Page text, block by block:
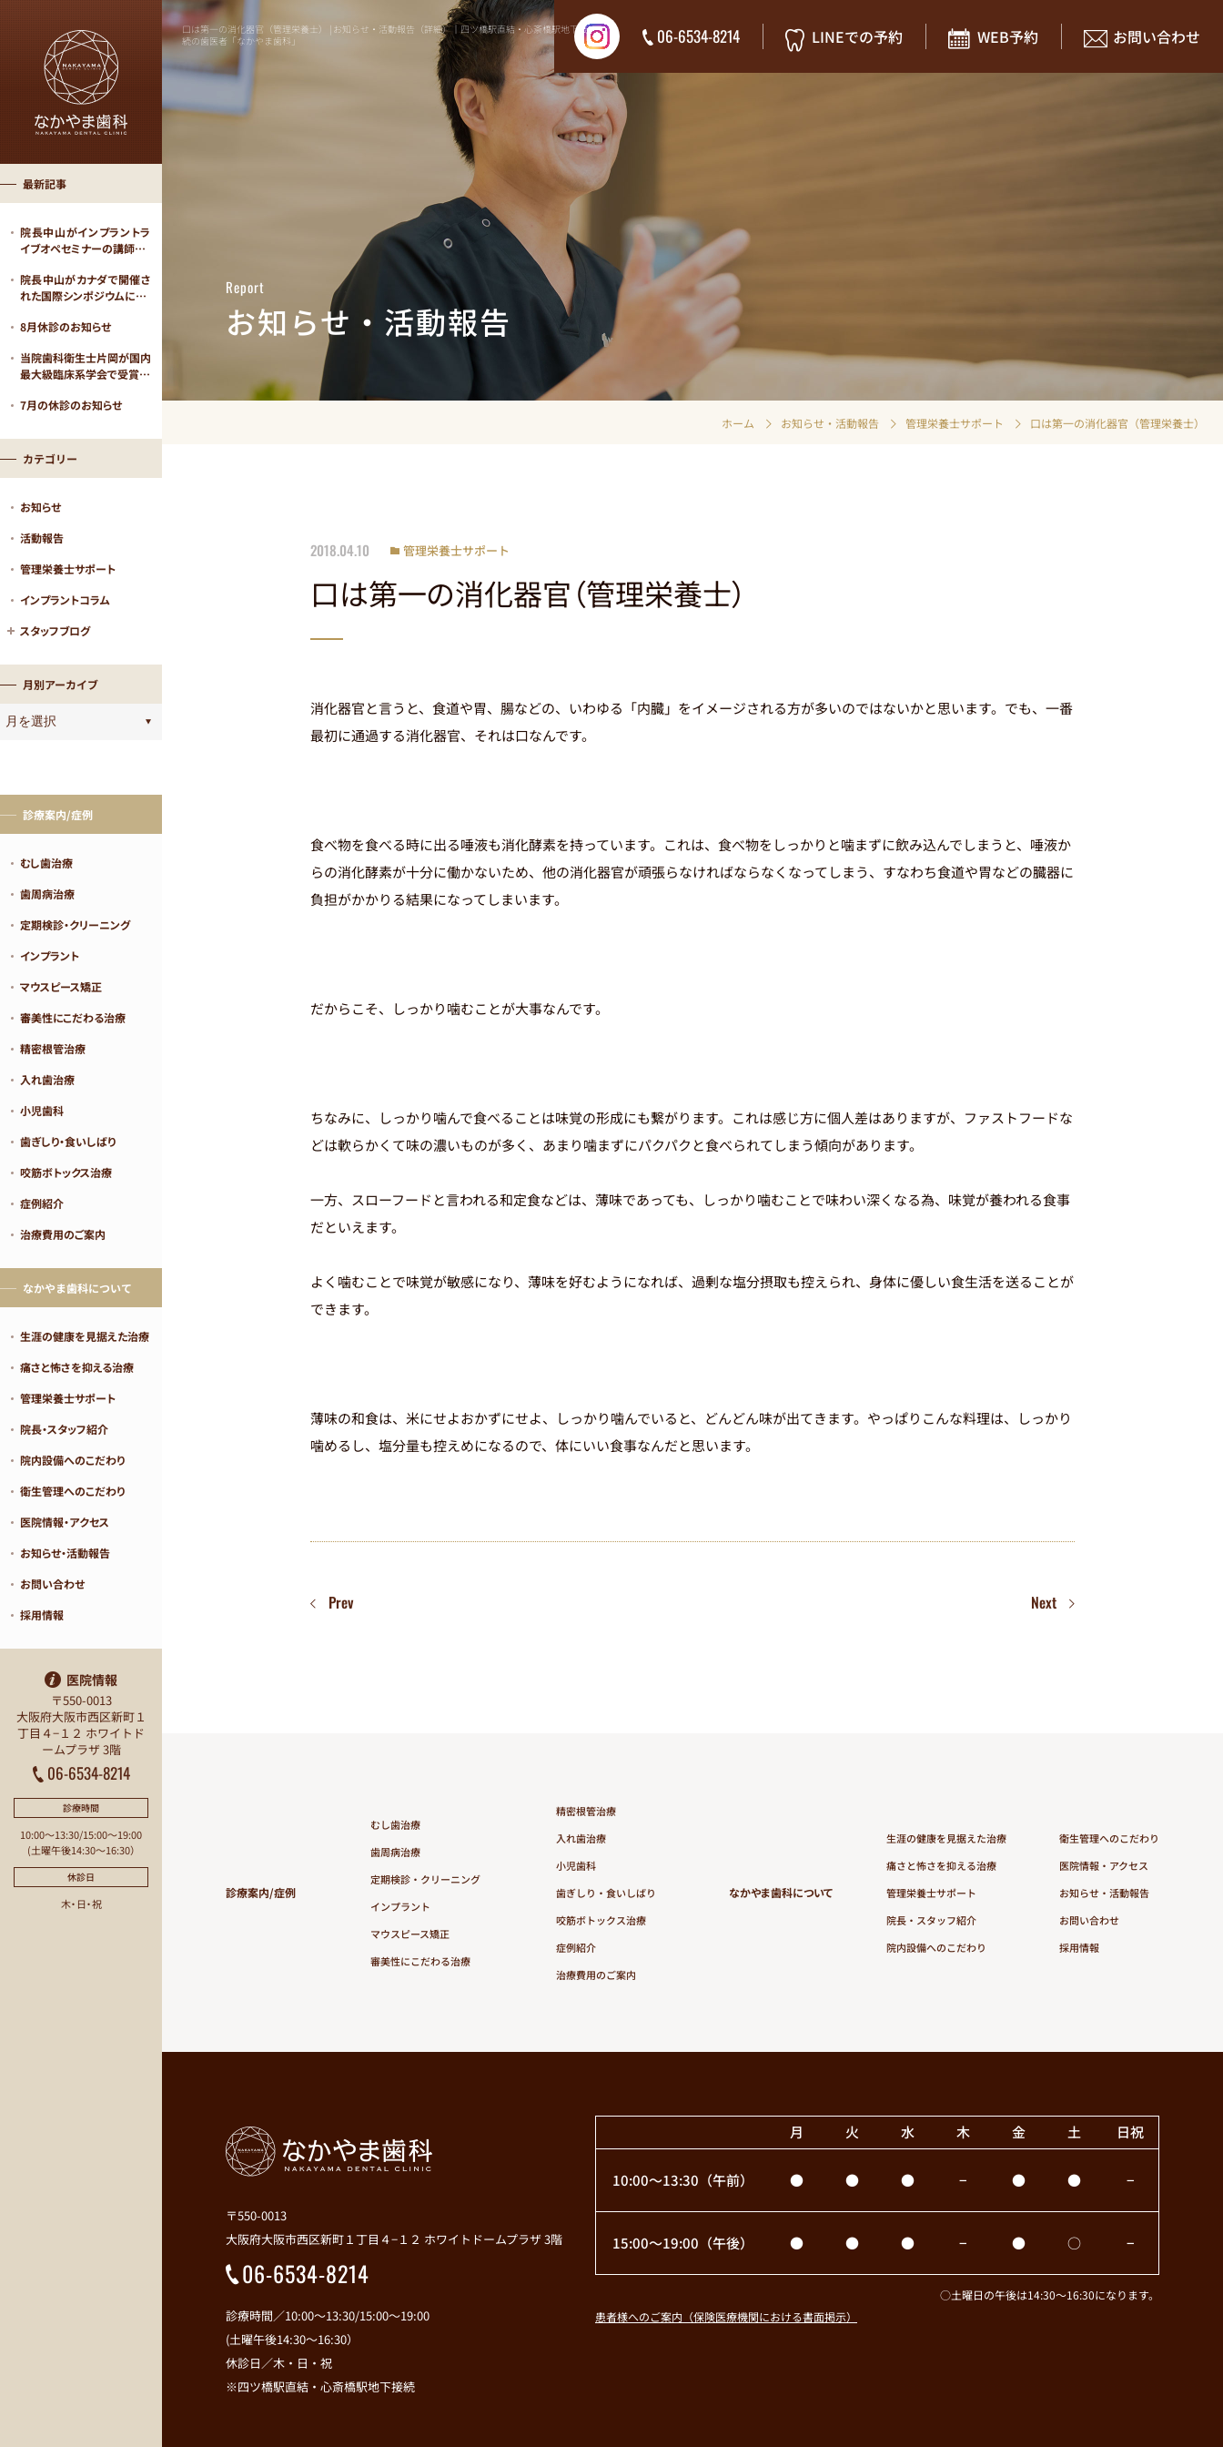
06-6534-8214 LINEでの予約 WEB予約 お問い合わせ
口は第一の消化器官（管理栄養士） | お知らせ・活動報告（詳細）｜四ツ橋駅直結・心斎橋駅地下接
続の歯医者「なかやま歯科」
Report
お知らせ・活動報告
ホーム お知らせ・活動報告 管理栄養士サポート 口は第一の消化器官（管理栄養士）
2018.04.10 管理栄養士サポート
口は第一の消化器官（管理栄養士）
消化器官と言うと、食道や胃、腸などの、いわゆる「内臓」をイメージされる方が多いのではないかと思います。でも、一番
最初に通過する消化器官、それは口なんです。
食べ物を食べる時に出る唾液も消化酵素を持っています。これは、食べ物をしっかりと噛まずに飲み込んでしまうと、唾液か
らの消化酵素が十分に働かないため、他の消化器官が頑張らなければならなくなってしまう、すなわち食道や胃などの臓器に
負担がかかりる結果になってしまいます。
だからこそ、しっかり噛むことが大事なんです。
ちなみに、しっかり噛んで食べることは味覚の形成にも繋がります。これは感じ方に個人差はありますが、ファストフードな
どは軟らかくて味の濃いものが多く、あまり噛まずにパクパクと食べられてしまう傾向があります。
一方、スローフードと言われる和定食などは、薄味であっても、しっかり噛むことで味わい深くなる為、味覚が養われる食事
だといえます。
よく噛むことで味覚が敏感になり、薄味を好むようになれば、過剰な塩分摂取も控えられ、身体に優しい食生活を送ることが
できます。
薄味の和食は、米にせよおかずにせよ、しっかり噛んでいると、どんどん味が出てきます。やっぱりこんな料理は、しっかり
噛めるし、塩分量も控えめになるので、体にいい食事なんだと思います。
Prev Next
最新記事
院長中山がインプラントラ
イブオペセミナーの講師…
院長中山がカナダで開催さ
れた国際シンポジウムに…
8月休診のお知らせ
当院歯科衛生士片岡が国内
最大級臨床系学会で受賞…
7月の休診のお知らせ
カテゴリー
お知らせ
活動報告
管理栄養士サポート
インプラントコラム
スタッフブログ
月別アーカイブ
診療案内/症例
むし歯治療
歯周病治療
定期検診・クリーニング
インプラント
マウスピース矯正
審美性にこだわる治療
精密根管治療
入れ歯治療
小児歯科
歯ぎしり・食いしばり
咬筋ボトックス治療
症例紹介
治療費用のご案内
なかやま歯科について
生涯の健康を見据えた治療
痛さと怖さを抑える治療
管理栄養士サポート
院長・スタッフ紹介
院内設備へのこだわり
衛生管理へのこだわり
医院情報・アクセス
お知らせ・活動報告
お問い合わせ
採用情報
医院情報
〒550-0013
大阪府大阪市西区新町１
丁目４−１２ ホワイトド
ームプラザ 3階
06-6534-8214
診療時間
10:00〜13:30/15:00〜19:00
(土曜午後14:30〜16:30）
休診日
木・日・祝
診療案内/症例
むし歯治療
歯周病治療
定期検診・クリーニング
インプラント
マウスピース矯正
審美性にこだわる治療
精密根管治療
入れ歯治療
小児歯科
歯ぎしり・食いしばり
咬筋ボトックス治療
症例紹介
治療費用のご案内
なかやま歯科について
生涯の健康を見据えた治療
痛さと怖さを抑える治療
管理栄養士サポート
院長・スタッフ紹介
院内設備へのこだわり
衛生管理へのこだわり
医院情報・アクセス
お知らせ・活動報告
お問い合わせ
採用情報
〒550-0013
大阪府大阪市西区新町１丁目４−１２ ホワイトドームプラザ 3階
06-6534-8214
診療時間／10:00～13:30/15:00～19:00
(土曜午後14:30～16:30）
休診日／木・日・祝
※四ツ橋駅直結・心斎橋駅地下接続
月 火 水 木 金 土 日祝
10:00〜13:30 （午前） ● ● ● − ● ● −
15:00〜19:00 （午後） ● ● ● − ● ○ −
○土曜日の午後は14:30～16:30になります。
患者様へのご案内（保険医療機関における書面掲示）